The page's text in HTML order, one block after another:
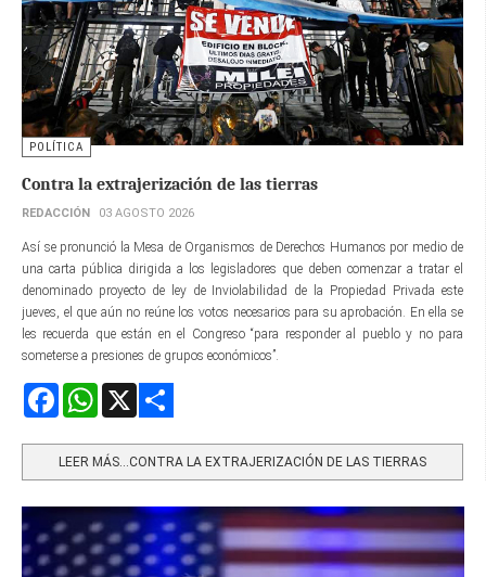
POLÍTICA
Contra la extrajerización de las tierras
REDACCIÓN 03 AGOSTO 2026
Así se pronunció la Mesa de Organismos de Derechos Humanos por medio de
una carta pública dirigida a los legisladores que deben comenzar a tratar el
denominado proyecto de ley de Inviolabilidad de la Propiedad Privada este
jueves, el que aún no reúne los votos necesarios para su aprobación. En ella se
les recuerda que están en el Congreso “para responder al pueblo y no para
someterse a presiones de grupos económicos”.
FacebookWhatsApp
LEER MÁS…CONTRA LA EXTRAJERIZACIÓN DE LAS TIERRAS